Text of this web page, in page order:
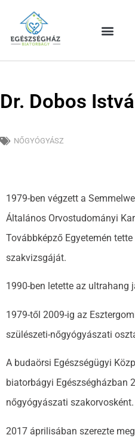
Dr. Dobos
NŐGYÓGYÁSZ
1979-ben végzett a
Általános Orvostudományi
Továbbképző Egyetemén
szakvizsgáját.
1990-ben letette az ultrahang
1979-től 2009-ig az
szülészeti-nőgyógyászati
A budaörsi Egészségügyi
biatorbágyi Egészségházban
nőgyógyászati szakorvosként.
2017 áprilisában szerezte